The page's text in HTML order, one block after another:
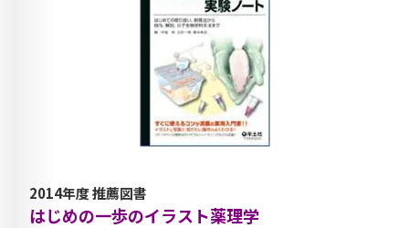
2014年度 推薦図書
はじめの一歩のイラスト薬理学